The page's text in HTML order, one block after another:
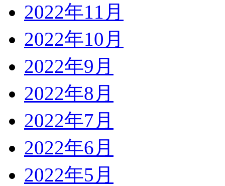
2022年11月
2022年10月
2022年9月
2022年8月
2022年7月
2022年6月
2022年5月